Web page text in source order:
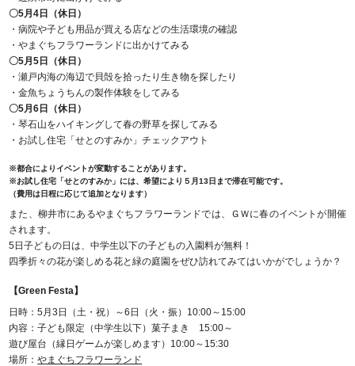
〇5月4日（休日）
・病院や子ども用品が買える店などの生活環境の確認
・やまぐちフラワーランドに出かけてみる
〇5月5日（休日）
・瀬戸内海の海辺で貝殻を拾ったり生き物を探したり
・金魚ちょうちんの製作体験をしてみる
〇5月6日（休日）
・琴石山をハイキングして春の野草を探してみる
・お試し住宅「せとのすみか」チェックアウト
※都合によりイベントが変動することがあります。
※お試し住宅「せとのすみか」には、希望により５月13日まで滞在可能です。
（費用は日程に応じて追加となります）
また、柳井市にあるやまぐちフラワーランドでは、ＧＷに春のイベントが開催
されます。
5日子どもの日は、中学生以下の子どもの入園料が無料！
四季折々の花が楽しめる花と緑の庭園をぜひ訪れてみてはいかがでしょうか？
【Green Festa】
日時：5月3日（土・祝）～6日（火・振）10:00～15:00
内容：子ども限定（中学生以下）菓子まき 15:00～
遊び屋台（縁日ゲームが楽しめます）10:00～15:30
場所：やまぐちフラワーランド